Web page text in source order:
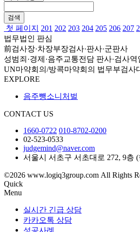
검색
첫 페이지 201 202 203 204 205 206 207
법무법인 판심
前검사장·차장부장검사·판사·군판사
성범죄·경제·음주교통전담 판사·검사역
UN마약회의/방콕마약회의 법무부검사
EXPLORE
음주뺑소니처벌
CONTACT US
1660-0722 010-8702-0200
02-523-0533
judgemind@naver.com
서울시 서초구 서초대로 272, 9층
©2026 www.logiq3group.com All Rights
Quick
Menu
실시간 긴급 상담
카카오톡 상담
성공사례